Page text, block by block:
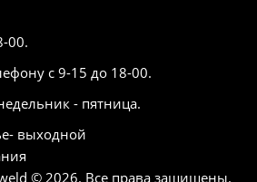
00.
с 9-15 до 18-00.
- пятница.
выходной
© 2026. Все права защищены.